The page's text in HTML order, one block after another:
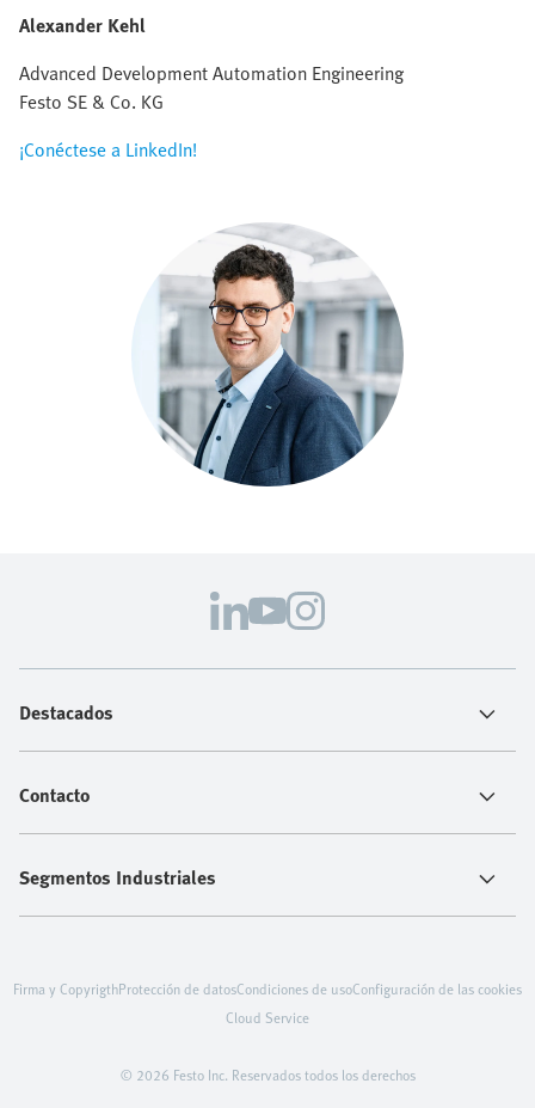
Alexander Kehl
Advanced Development Automation Engineering
Festo SE & Co. KG
¡Conéctese a LinkedIn!
Destacados
Contacto
Segmentos Industriales
© 2026 Festo Inc. Reservados todos los derechos
Firma y CopyrigthProtección de datosCondiciones de usoConfiguración de las cookies
Cloud Service